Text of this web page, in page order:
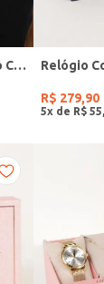
Kit Relógio + Acessório Condor Feminino PRATA
R$ 279,90
5x de R$ 55